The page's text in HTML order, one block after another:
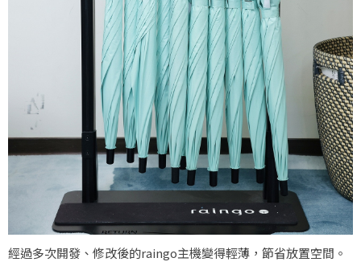
經過多次開發、修改後的raingo主機變得輕薄，節省放置空間。